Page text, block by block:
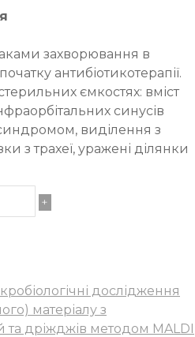
захворювання в
антибіотикотерапії.
ємкостях: вміст
синусів
виділення з
з трахеї, уражені ділянки
дослідження
матеріалу з
та дріжджів методом MALDI